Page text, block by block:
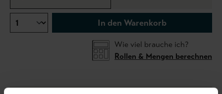
In den Warenkorb
Wie viel brauche ich?
Rollen & Mengen berechnen